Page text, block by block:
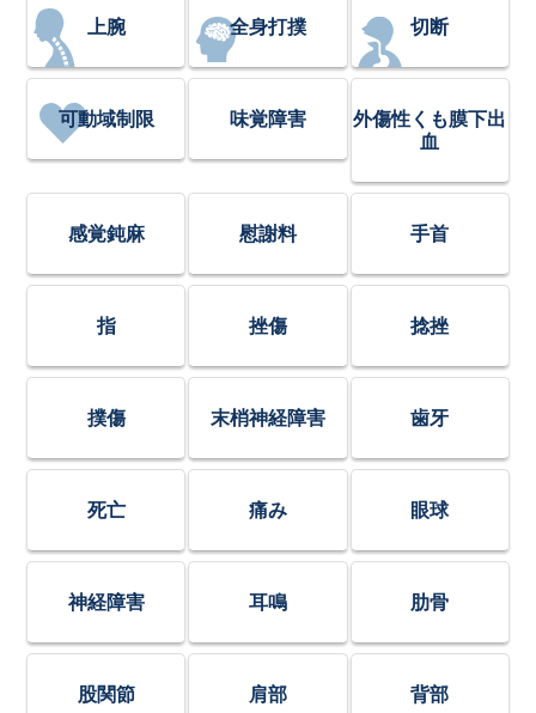
上腕 全身打撲 切断
可動域制限 味覚障害
外傷性くも膜下出
血
感覚鈍麻 慰謝料 手首
指 挫傷 捻挫
撲傷 末梢神経障害 歯牙
死亡 痛み 眼球
神経障害 耳鳴 肋骨
股関節 肩部 背部